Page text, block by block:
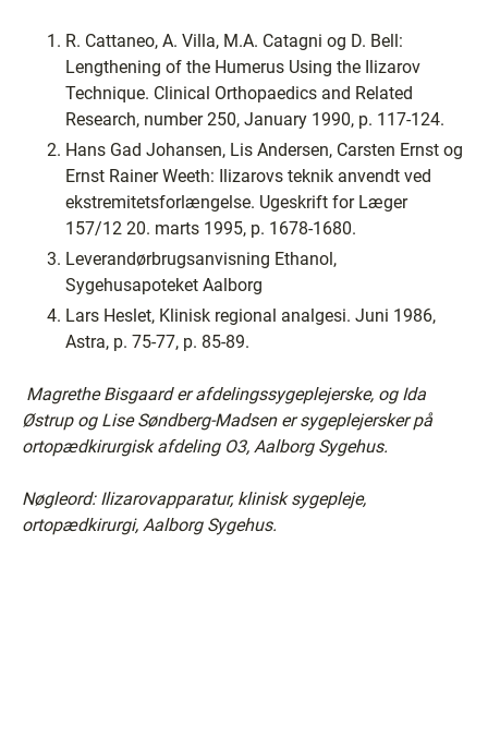
R. Cattaneo, A. Villa, M.A. Catagni og D. Bell:
Lengthening of the Humerus Using the Ilizarov
Technique. Clinical Orthopaedics and Related
Research, number 250, January 1990, p. 117-124.
Hans Gad Johansen, Lis Andersen, Carsten Ernst og
Ernst Rainer Weeth: Ilizarovs teknik anvendt ved
ekstremitetsforlængelse. Ugeskrift for Læger
157/12 20. marts 1995, p. 1678-1680.
Leverandørbrugsanvisning Ethanol,
Sygehusapoteket Aalborg
Lars Heslet, Klinisk regional analgesi. Juni 1986,
Astra, p. 75-77, p. 85-89.
Magrethe Bisgaard er afdelingssygeplejerske, og Ida
Østrup og Lise Søndberg-Madsen er sygeplejersker på
ortopædkirurgisk afdeling O3, Aalborg Sygehus.
Nøgleord: Ilizarovapparatur, klinisk sygepleje,
ortopædkirurgi, Aalborg Sygehus.